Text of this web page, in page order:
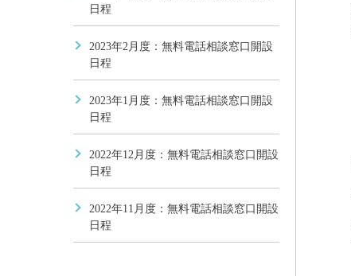
日程
2023年2月度：無料電話相談窓口開設
日程
2023年1月度：無料電話相談窓口開設
日程
2022年12月度：無料電話相談窓口開設
日程
2022年11月度：無料電話相談窓口開設
日程